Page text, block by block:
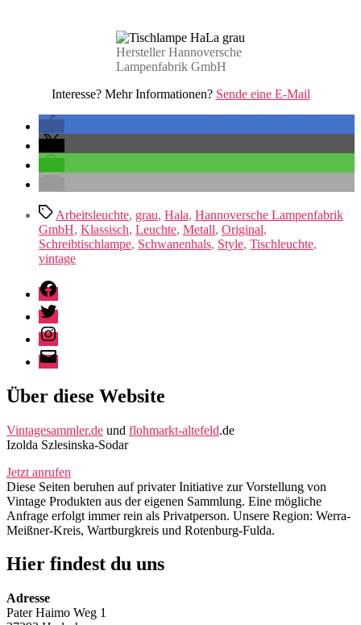
Hersteller Hannoversche
Lampenfabrik GmbH
Interesse? Mehr Informationen? Sende eine E-Mail
Schlagwörter
Arbeitsleuchte, grau, Hala, Hannoversche Lampenfabrik
GmbH, Klassisch, Leuchte, Metall, Original,
Schreibtischlampe, Schwanenhals, Style, Tischleuchte,
vintage
Facebook
Twitter
Instagram
E-
Mail
Über diese Website
Vintagesammler.de und flohmarkt-altefeld.de
Izolda Szlesinska-Sodar
Jetzt anrufen
Diese Seiten beruhen auf privater Initiative zur Vorstellung von
Vintage Produkten aus der eigenen Sammlung. Eine mögliche
Anfrage erfolgt immer rein als Privatperson. Unsere Region: Werra-
Meißner-Kreis, Wartburgkreis und Rotenburg-Fulda.
Hier findest du uns
Adresse
Pater Haimo Weg 1